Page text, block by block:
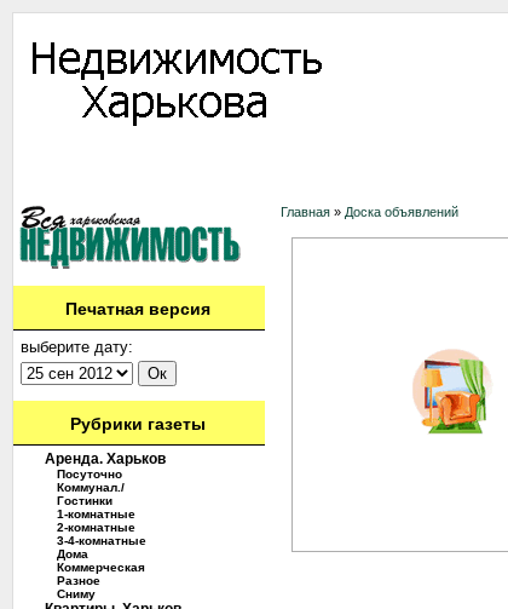
Печатная версия
выберите дату:
Рубрики газеты
Аренда. Харьков
Посуточно
Коммунал./
Гостинки
1-комнатные
2-комнатные
3-4-комнатные
Дома
Коммерческая
Разное
Сниму
Главная » Доска объявлений